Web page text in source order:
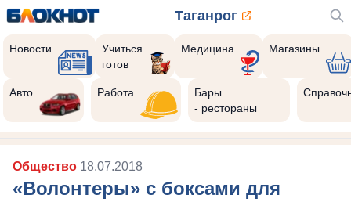
Таганрог
Новости
Учиться
готов
Медицина Магазины
Авто Работа
Бары
- рестораны
Общество 18.07.2018
«Волонтеры» с боксами для
Реклама закроется через: